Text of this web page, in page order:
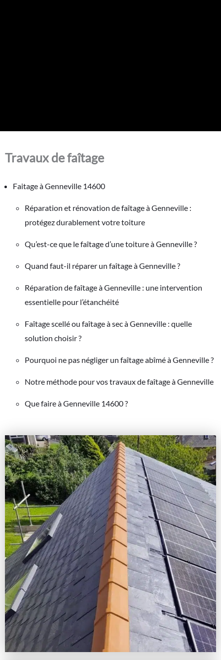
Travaux de faîtage
Faitage à Genneville 14600
Réparation et rénovation de faîtage à Genneville :
protégez durablement votre toiture
Qu’est-ce que le faîtage d’une toiture à Genneville ?
Quand faut-il réparer un faîtage à Genneville ?
Réparation de faîtage à Genneville : une intervention
essentielle pour l’étanchéité
Faîtage scellé ou faîtage à sec à Genneville : quelle
solution choisir ?
Pourquoi ne pas négliger un faîtage abîmé à Genneville ?
Notre méthode pour vos travaux de faîtage à Genneville
Que faire à Genneville 14600 ?